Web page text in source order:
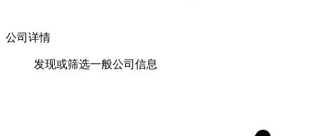
公司详情
发现或筛选一般公司信息